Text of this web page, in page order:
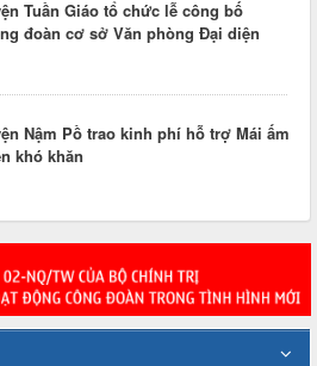
Tuần Giáo tổ chức lễ công bố
đoàn cơ sở Văn phòng Đại diện
Nậm Pồ trao kinh phí hỗ trợ Mái ấm
khó khăn